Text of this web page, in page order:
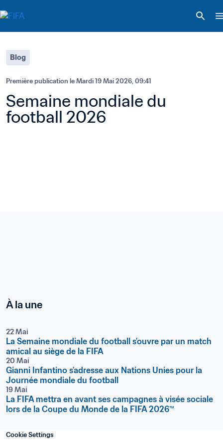
Blog
Première publication le Mardi 19 Mai 2026, 09:41
Semaine mondiale du
football 2026
À la une
22 Mai
La Semaine mondiale du football s’ouvre par un match
amical au siège de la FIFA
20 Mai
Gianni Infantino s'adresse aux Nations Unies pour la
Journée mondiale du football
19 Mai
La FIFA mettra en avant ses campagnes à visée sociale
lors de la Coupe du Monde de la FIFA 2026™
Cookie Settings